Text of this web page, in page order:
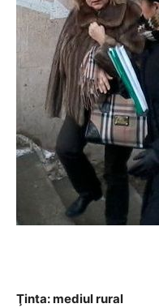
Ţinta: mediul rural